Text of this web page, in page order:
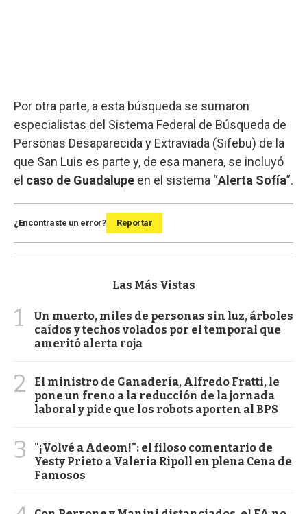
Por otra parte, a esta búsqueda se sumaron
especialistas del Sistema Federal de Búsqueda de
Personas Desaparecida y Extraviada (Sifebu) de la
que San Luis es parte y, de esa manera, se incluyó
el caso de Guadalupe en el sistema “Alerta Sofía”.
¿Encontraste un error? Reportar
Las Más Vistas
1
Un muerto, miles de personas sin luz, árboles
caídos y techos volados por el temporal que
ameritó alerta roja
2
El ministro de Ganadería, Alfredo Fratti, le
pone un freno a la reducción de la jornada
laboral y pide que los robots aporten al BPS
3
"¡Volvé a Adeom!": el filoso comentario de
Yesty Prieto a Valeria Ripoll en plena Cena de
Famosos